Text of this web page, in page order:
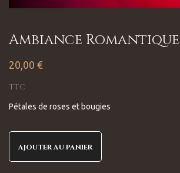
Ambiance Romantique
20,00 €
TTC
Pétales de roses et bougies
AJOUTER AU PANIER